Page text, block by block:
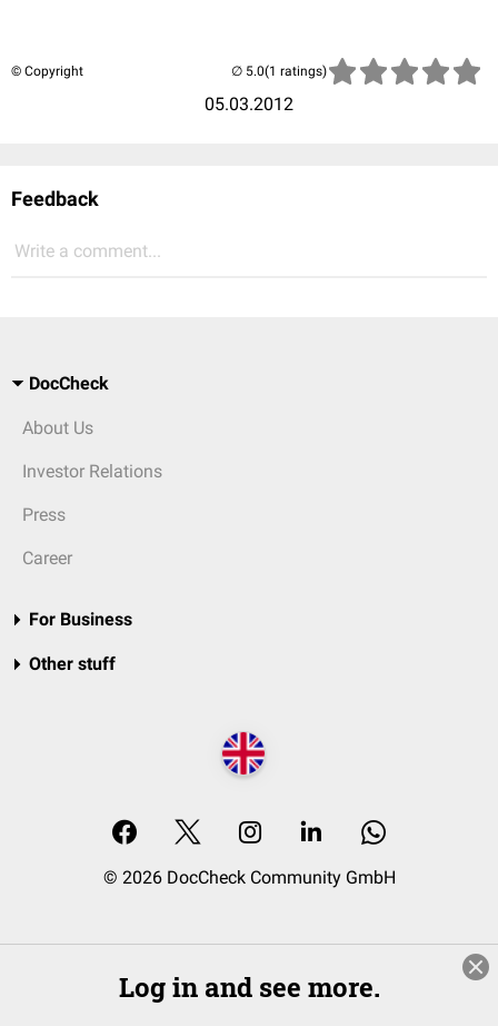
© Copyright
05.03.2012
(1 ratings)
Feedback
Write a comment...
DocCheck
About Us
Investor Relations
Press
Career
For Business
Other stuff
© 2026 DocCheck Community GmbH
Log in and see more.